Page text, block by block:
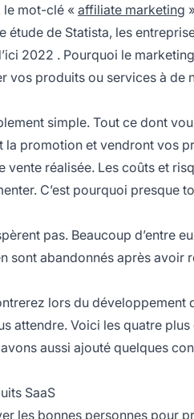
le mot-clé «affiliate marketing
étude de Statista, les
2022 . Pourquoi le
vos produits ou services à de
simple. Tout ce dont
la promotion et vendront vos
réalisée. Les coûts et
C’est pourquoi presque
pas. Beaucoup d’entre
sont abandonnés après avoir
lors du développement
attendre. Voici les quatre
aussi ajouté quelques
SaaS
les bonnes personnes pour